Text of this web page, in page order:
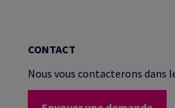
CONTACT
Nous vous contacterons dans